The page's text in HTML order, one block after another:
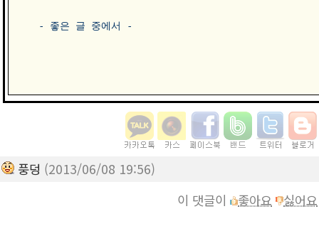
- 좋은 글 중에서 -
풍덩 (2013/06/08 19:56)
이 댓글이
좋아요 싫어요